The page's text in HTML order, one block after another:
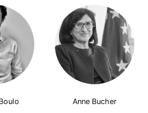
Anne Bucher